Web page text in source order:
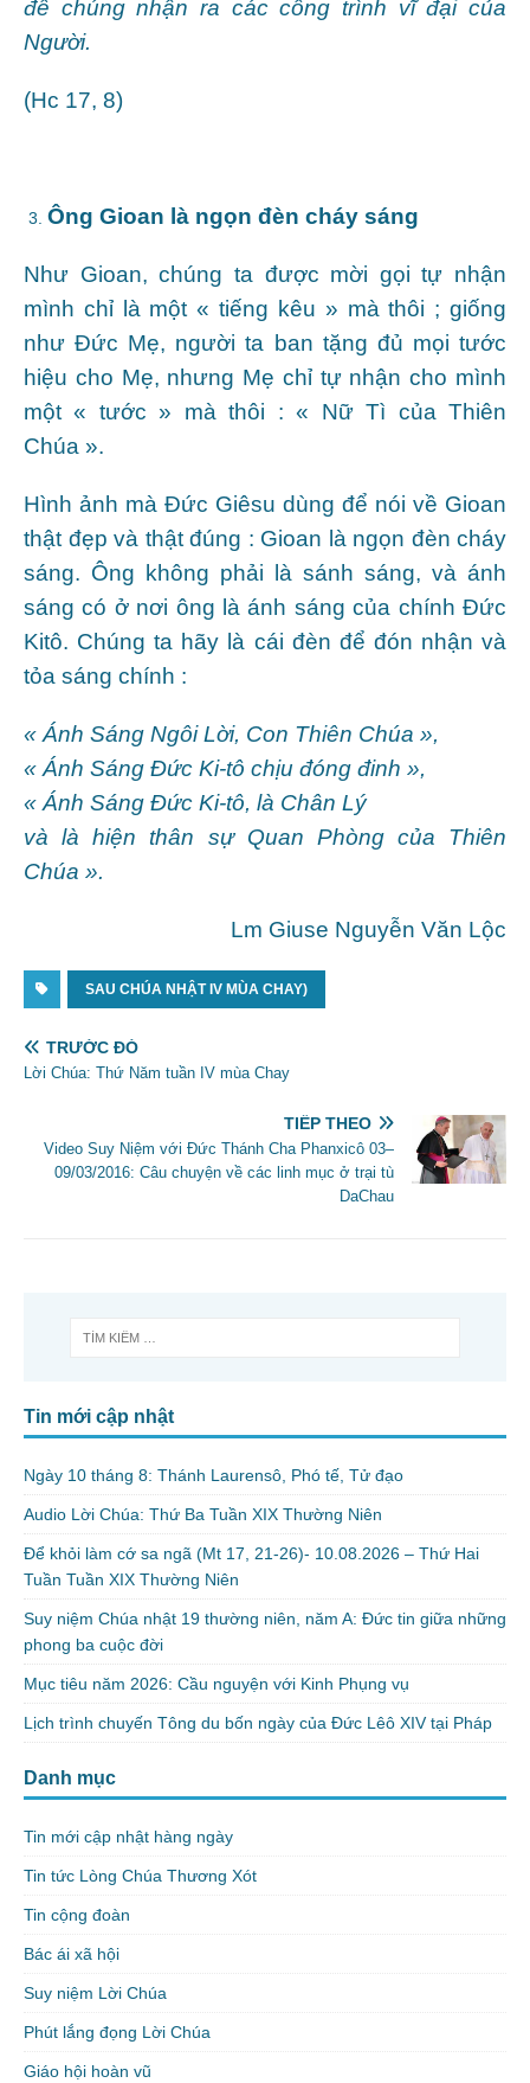
để chúng nhận ra các công trình vĩ đại của
Người.
(Hc 17, 8)
Ông Gioan là ngọn đèn cháy sáng
Như Gioan, chúng ta được mời gọi tự nhận
mình chỉ là một « tiếng kêu » mà thôi ; giống
như Đức Mẹ, người ta ban tặng đủ mọi tước
hiệu cho Mẹ, nhưng Mẹ chỉ tự nhận cho mình
một « tước » mà thôi : « Nữ Tì của Thiên
Chúa ».
Hình ảnh mà Đức Giêsu dùng để nói về Gioan
thật đẹp và thật đúng : Gioan là ngọn đèn cháy
sáng. Ông không phải là sánh sáng, và ánh
sáng có ở nơi ông là ánh sáng của chính Đức
Kitô. Chúng ta hãy là cái đèn để đón nhận và
tỏa sáng chính :
« Ánh Sáng Ngôi Lời, Con Thiên Chúa »,
« Ánh Sáng Đức Ki-tô chịu đóng đinh »,
« Ánh Sáng Đức Ki-tô, là Chân Lý
và là hiện thân sự Quan Phòng của Thiên
Chúa ».
Lm Giuse Nguyễn Văn Lộc
SAU CHÚA NHẬT IV MÙA CHAY)
TRƯỚC ĐÓ
Lời Chúa: Thứ Năm tuần IV mùa Chay
TIẾP THEO
Video Suy Niệm với Đức Thánh Cha Phanxicô 03–
09/03/2016: Câu chuyện về các linh mục ở trại tù
DaChau
Tin mới cập nhật
Ngày 10 tháng 8: Thánh Laurensô, Phó tế, Tử đạo
Audio Lời Chúa: Thứ Ba Tuần XIX Thường Niên
Để khỏi làm cớ sa ngã (Mt 17, 21-26)- 10.08.2026 – Thứ Hai
Tuần Tuần XIX Thường Niên
Suy niệm Chúa nhật 19 thường niên, năm A: Đức tin giữa những
phong ba cuộc đời
Mục tiêu năm 2026: Cầu nguyện với Kinh Phụng vụ
Lịch trình chuyến Tông du bốn ngày của Đức Lêô XIV tại Pháp
Danh mục
Tin mới cập nhật hàng ngày
Tin tức Lòng Chúa Thương Xót
Tin cộng đoàn
Bác ái xã hội
Suy niệm Lời Chúa
Phút lắng đọng Lời Chúa
Giáo hội hoàn vũ